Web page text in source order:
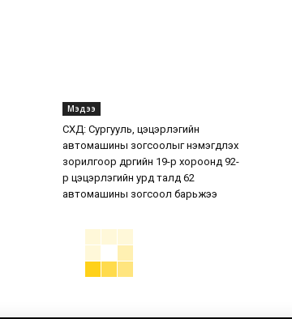
Мэдээ
СХД: Сургууль, цэцэрлэгийн
автомашины зогсоолыг нэмэгдүүлэх
зорилгоор дүүргийн 19-р хороонд 92-
р цэцэрлэгийн урд талд 62
автомашины зогсоол барьжээ